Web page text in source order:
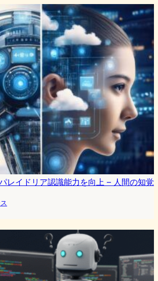
レイドリア認識能力を向上 – 人間の知覚